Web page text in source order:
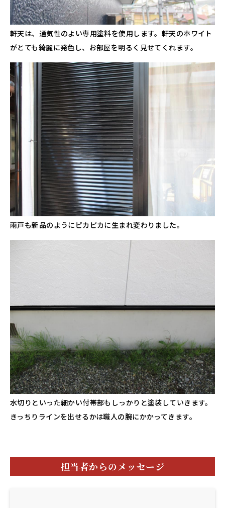
軒天は、通気性のよい専用塗料を使用します。軒天のホワイト
がとても綺麗に発色し、お部屋を明るく見せてくれます。
雨戸も新品のようにピカピカに生まれ変わりました。
水切りといった細かい付帯部もしっかりと塗装していきます。
きっちりラインを出せるかは職人の腕にかかってきます。
担当者からのメッセージ